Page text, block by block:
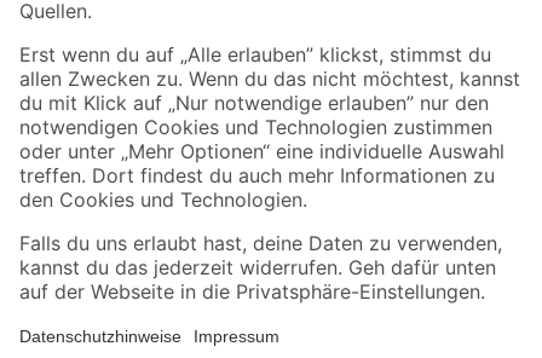
Sicher einkaufen
Jetzt die toom-App herunterladen
Alle Preisangaben in EUR inkl. gesetzl. MwSt.. Die dargestellten Angebote sind unter
Umständen nicht in allen Märkten verfügbar. Die angegebenen Verfügbarkeiten beziehen
Produkte nur solange der Vorrat reicht.
*Paketversand ab 59 € versandkostenfrei, gilt nicht für Artikel mit Speditionsversand, hier